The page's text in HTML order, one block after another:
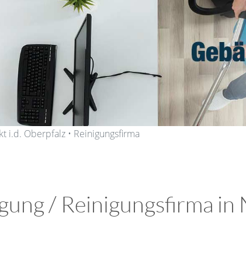
i.d. Oberpfalz • Reinigungsfirma
/ Reinigungsfirma in